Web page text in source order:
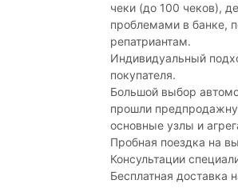
чеки (до 100 чеков),
проблемами в банке,
репатриантам.
Индивидуальный
покупателя.
Большой выбор
прошли
основные узлы и
Пробная поездка на
Консультации
Бесплатная доставка